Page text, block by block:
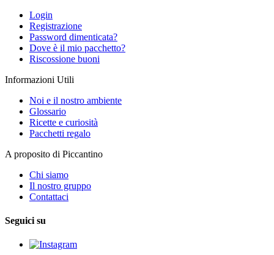
Login
Registrazione
Password dimenticata?
Dove è il mio pacchetto?
Riscossione buoni
Informazioni Utili
Noi e il nostro ambiente
Glossario
Ricette e curiosità
Pacchetti regalo
A proposito di Piccantino
Chi siamo
Il nostro gruppo
Contattaci
Seguici su